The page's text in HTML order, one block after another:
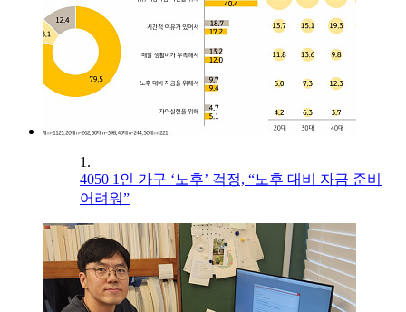
1.
4050 1인 가구 ‘노후’ 걱정, “노후 대비 자금 준비
어려워”